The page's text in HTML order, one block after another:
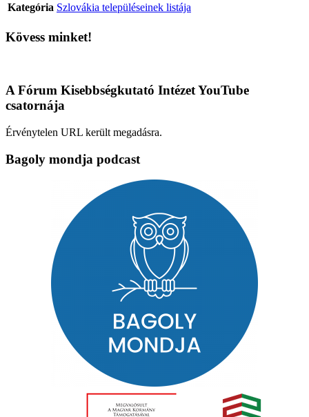
Kategória Szlovákia településeinek listája
Kövess minket!
A Fórum Kisebbségkutató Intézet YouTube
csatornája
Érvénytelen URL került megadásra.
Bagoly mondja podcast